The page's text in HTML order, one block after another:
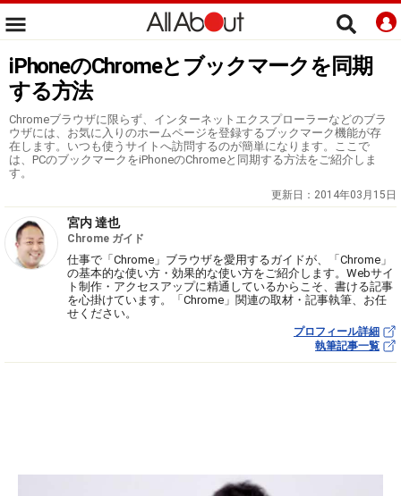
iPhoneのChromeとブックマークを同期
する方法
Chromeブラウザに限らず、インターネットエクスプローラーなどのブラ
ウザには、お気に入りのホームページを登録するブックマーク機能が存
在します。いつも使うサイトへ訪問するのが簡単になります。ここで
は、PCのブックマークをiPhoneのChromeと同期する方法をご紹介しま
す。
更新日： 2014年03月15日
宮内 達也
Chrome ガイド
仕事で「Chrome」ブラウザを愛用するガイドが、「Chrome」
の基本的な使い方・効果的な使い方をご紹介します。Webサイ
ト制作・アクセスアップに精通しているからこそ、書ける記事
を心掛けています。「Chrome」関連の取材・記事執筆、お任
せください。
プロフィール詳細
執筆記事一覧